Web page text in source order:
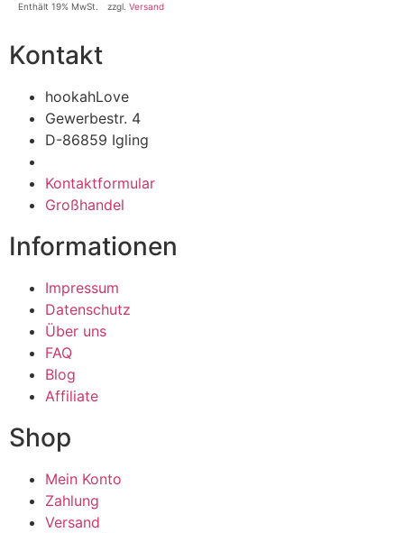
Enthält 19% MwSt. zzgl. Versand
Kontakt
hookahLove
Gewerbestr. 4
D-86859 Igling
Kontaktformular
Großhandel
Informationen
Impressum
Datenschutz
Über uns
FAQ
Blog
Affiliate
Shop
Mein Konto
Zahlung
Versand